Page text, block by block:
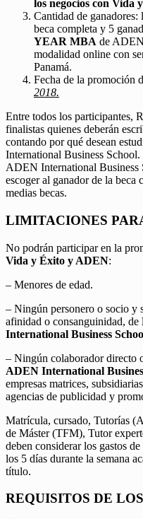
los negocios con
Cantidad de
beca completa y 5
YEAR MBA de
modalidad online con
Panamá.
Fecha de la promoción
2018.
Entre todos los participantes,
finalistas quienes deberán
contando por qué desean
International Business School.
ADEN International Business
escoger al ganador de la beca
medias becas.
LIMITACIONES
No podrán participar en la
Vida y Éxito y ADEN:
– Menores de edad.
– Ningún personero o socio y
afinidad o consanguinidad, de
International Business
– Ningún colaborador directo
ADEN International
empresas matrices,
agencias de publicidad y
Matrícula, cursado, Tutorías
de Máster (TFM), Tutor
deben considerar los gastos
los 5 días durante la semana
título.
REQUISITOS DE